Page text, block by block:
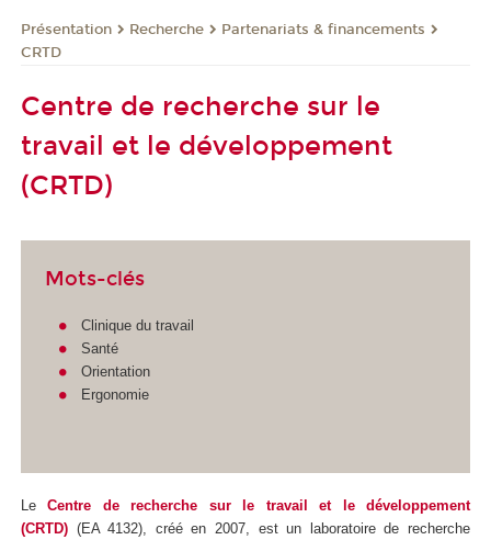
Présentation Recherche
Partenariats & financements
CRTD
Centre de recherche sur le
travail et le développement
(CRTD)
Mots-clés
Clinique du travail
Santé
Orientation
Ergonomie
LeCentre de recherche sur le travail et le développement
(CRTD) (EA 4132), créé en 2007, est un laboratoire de recherche